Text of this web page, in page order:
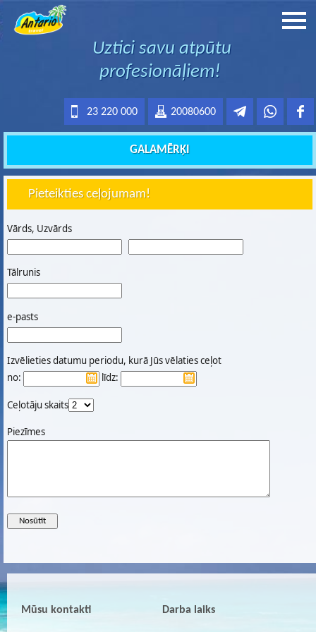
Uztici savu atpūtu
profesionāļiem!
20080600
23 220 000
GALAMĒRĶI
Pieteikties ceļojumam!
Vārds, Uzvārds
Tālrunis
e-pasts
Izvēlieties datumu periodu, kurā Jūs vēlaties ceļot
no:
līdz:
Ceļotāju skaits
Piezīmes
Mūsu kontakti Darba laiks